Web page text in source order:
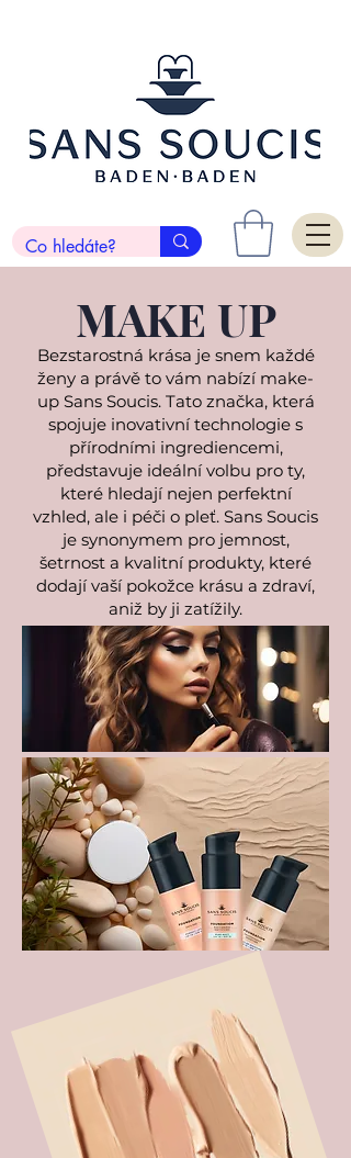
MAKE UP
Bezstarostná krása je snem každé
ženy a právě to vám nabízí make-
up Sans Soucis. Tato značka, která
spojuje inovativní technologie s
přírodními ingrediencemi,
představuje ideální volbu pro ty,
které hledají nejen perfektní
vzhled, ale i péči o pleť. Sans Soucis
je synonymem pro jemnost,
šetrnost a kvalitní produkty, které
dodají vaší pokožce krásu a zdraví,
aniž by ji zatížily.